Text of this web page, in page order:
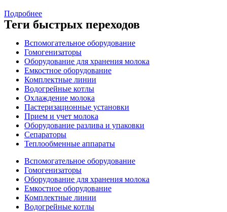
Подробнее
Теги быстрых переходов
Вспомогательное оборудование
Гомогенизаторы
Оборудование для хранения молока
Емкостное оборудование
Комплектные линии
Водогрейные котлы
Охлаждение молока
Пастеризационные установки
Прием и учет молока
Оборудование разлива и упаковки
Сепараторы
Теплообменные аппараты
Вспомогательное оборудование
Гомогенизаторы
Оборудование для хранения молока
Емкостное оборудование
Комплектные линии
Водогрейные котлы